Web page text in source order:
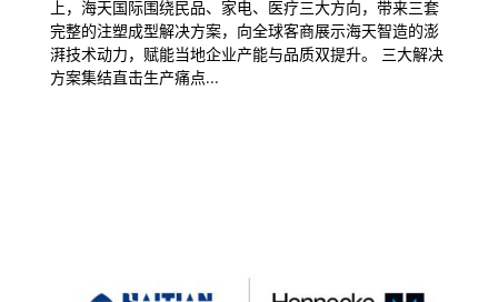
上，海天国际围绕民品、家电、医疗三大方向，带来三套
完整的注塑成型解决方案，向全球客商展示海天智造的澎
湃技术动力，赋能当地企业产能与品质双提升。 三大解决
方案集结直击生产痛点...